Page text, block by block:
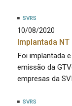
SVRS
10/08/2020
Implantada NT
Foi implantada
emissão da
empresas da
SVRS